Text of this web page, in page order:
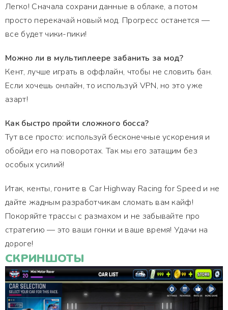
Легко! Сначала сохрани данные в облаке, а потом
просто перекачай новый мод. Прогресс останется —
все будет чики-пики!
Можно ли в мультиплеере забанить за мод?
Кент, лучше играть в оффлайн, чтобы не словить бан.
Если хочешь онлайн, то используй VPN, но это уже
азарт!
Как быстро пройти сложного босса?
Тут все просто: используй бесконечные ускорения и
обойди его на поворотах. Так мы его затащим без
особых усилий!
Итак, кенты, гоните в Car Highway Racing for Speed и не
дайте жадным разработчикам сломать вам кайф!
Покоряйте трассы с размахом и не забывайте про
стратегию — это ваши гонки и ваше время! Удачи на
дороге!
СКРИНШОТЫ